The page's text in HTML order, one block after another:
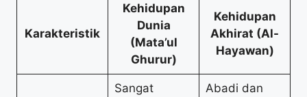
Karakteristik
Kehidupan
Dunia
(Mata’ul
Ghurur)
Kehidupan
Akhirat (Al-
Hayawan)
Sangat
Abadi dan